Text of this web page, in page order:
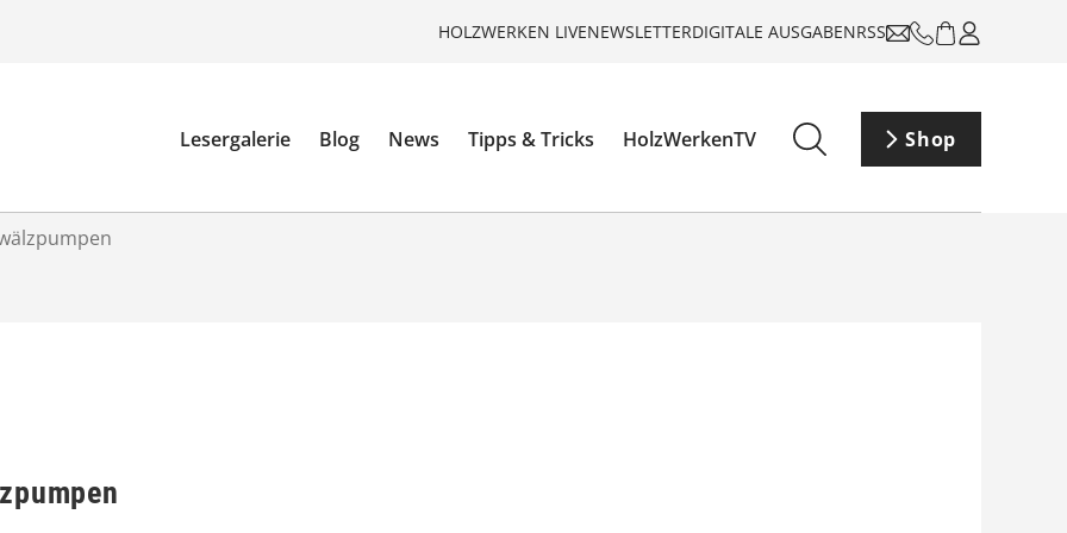
HOLZWERKEN LIVENEWSLETTERDIGITALE AUSGABENRSS
Lesergalerie Blog News Tipps & Tricks HolzWerkenTV Shop